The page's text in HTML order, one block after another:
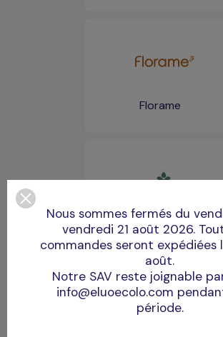
Florame
Golgemma
Nous sommes fermés du
vendredi 21 août 2026.
commandes seront expédiées
août.
Notre SAV reste joignable
info@eluoecolo.com
période.